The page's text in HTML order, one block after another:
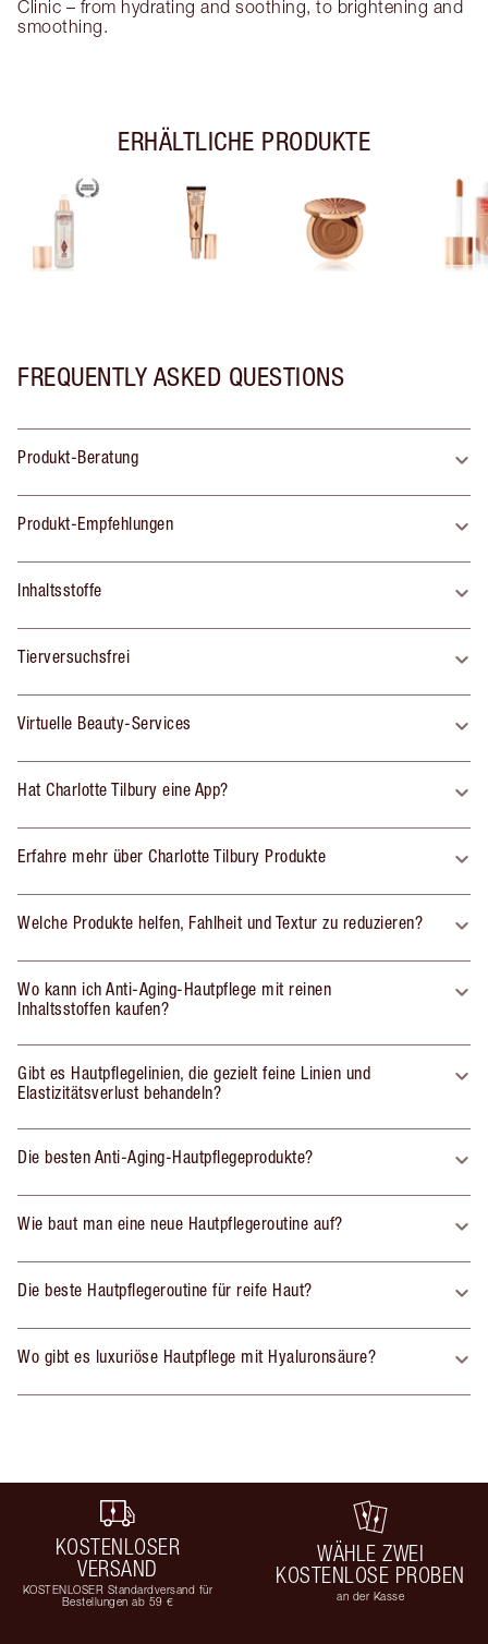
Clinic – from hydrating and soothing, to brightening and
smoothing.
ERHÄLTLICHE PRODUKTE
FREQUENTLY ASKED QUESTIONS
Produkt-Beratung
Produkt-Empfehlungen
Inhaltsstoffe
Tierversuchsfrei
Virtuelle Beauty-Services
Hat Charlotte Tilbury eine App?
Erfahre mehr über Charlotte Tilbury Produkte
Welche Produkte helfen, Fahlheit und Textur zu reduzieren?
Wo kann ich Anti-Aging-Hautpflege mit reinen
Inhaltsstoffen kaufen?
Gibt es Hautpflegelinien, die gezielt feine Linien und
Elastizitätsverlust behandeln?
Die besten Anti-Aging-Hautpflegeprodukte?
Wie baut man eine neue Hautpflegeroutine auf?
Die beste Hautpflegeroutine für reife Haut?
Wo gibt es luxuriöse Hautpflege mit Hyaluronsäure?
KOSTENLOSER
VERSAND
KOSTENLOSER Standardversand für
Bestellungen ab 59 €
WÄHLE ZWEI
KOSTENLOSE PROBEN
an der Kasse